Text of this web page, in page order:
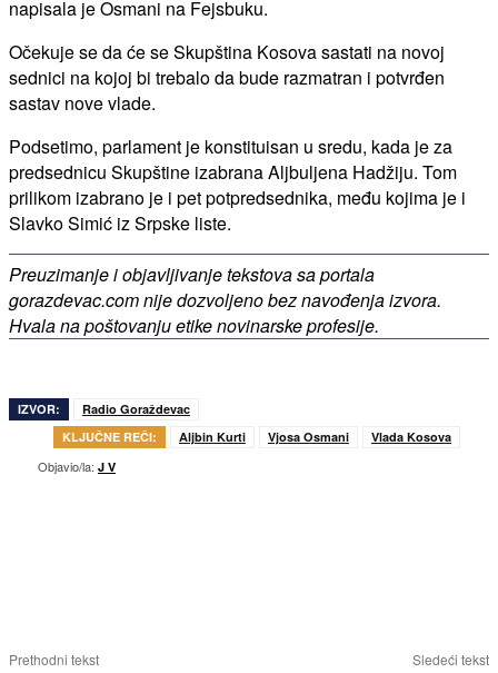
napisala je Osmani na Fejsbuku.
Očekuje se da će se Skupština Kosova sastati na novoj
sednici na kojoj bi trebalo da bude razmatran i potvrđen
sastav nove vlade.
Podsetimo, parlament je konstituisan u sredu, kada je za
predsednicu Skupštine izabrana Aljbuljena Hadžiju. Tom
prilikom izabrano je i pet potpredsednika, među kojima je i
Slavko Simić iz Srpske liste.
Preuzimanje i objavljivanje tekstova sa portala
gorazdevac.com nije dozvoljeno bez navođenja izvora.
Hvala na poštovanju etike novinarske profesije.
IZVOR:
Radio Goraždevac
KLJUČNE REČI:
Aljbin Kurti Vjosa Osmani Vlada Kosova
Objavio/la: J V
Prethodni tekst Sledeći tekst